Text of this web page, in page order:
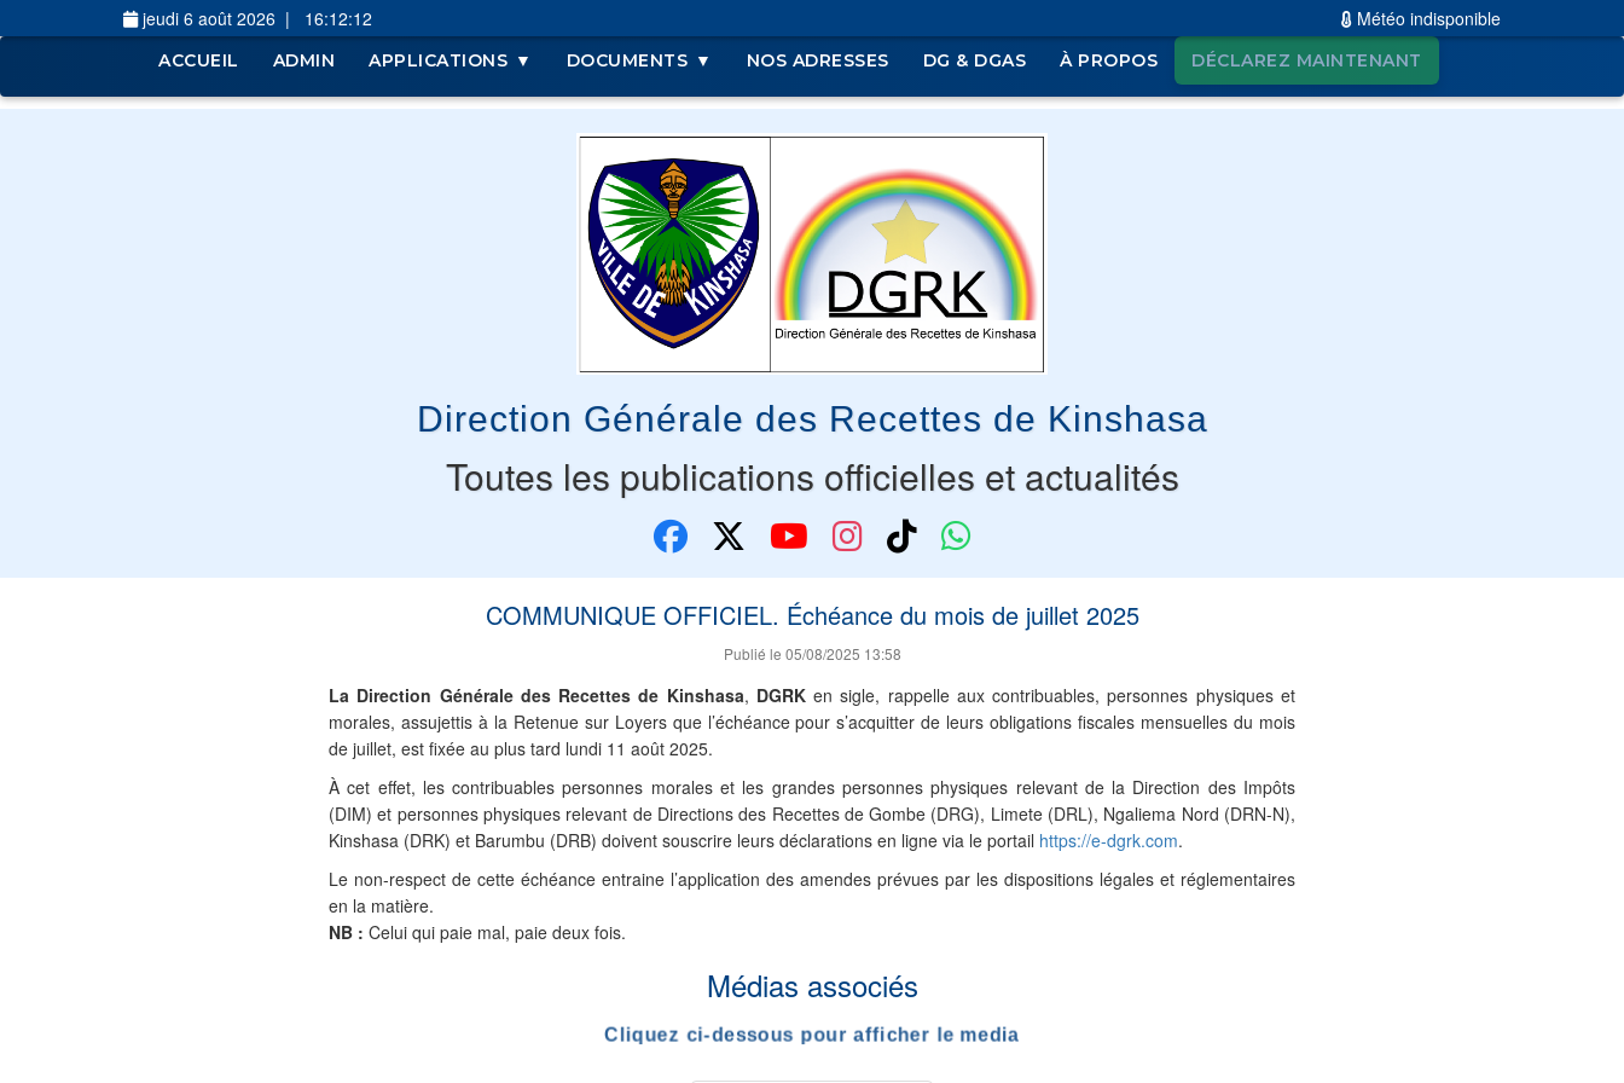
jeudi 6 août 2026 | 16:12:13 Météo indisponible
ACCUEIL ADMIN APPLICATIONS DOCUMENTS NOS ADRESSES DG & DGAS À PROPOS DÉCLAREZ MAINTENANT
Direction Générale des Recettes de Kinshasa
Toutes les publications officielles et actualités
COMMUNIQUE OFFICIEL. Échéance du mois de juillet 2025
Publié le 05/08/2025 13:58
La Direction Générale des Recettes de Kinshasa, DGRKen sigle, rappelle aux contribuables, personnes physiques et
morales, assujettis à la Retenue sur Loyers que l’échéance pour s’acquitter de leurs obligations fiscales mensuelles du mois
de juillet, est fixée au plus tard lundi 11 août 2025.
À cet effet, les contribuables personnes morales et les grandes personnes physiques relevant de la Direction des Impôts
(DIM) et personnes physiques relevant de Directions des Recettes de Gombe (DRG), Limete (DRL), Ngaliema Nord (DRN-N),
Kinshasa (DRK) et Barumbu (DRB) doivent souscrire leurs déclarations en ligne via le portail https://e-dgrk.com.
Le non-respect de cette échéance entraine l’application des amendes prévues par les dispositions légales et réglementaires
en la matière.
NB : Celui qui paie mal, paie deux fois.
Médias associés
Cliquez ci-dessous pour afficher le media